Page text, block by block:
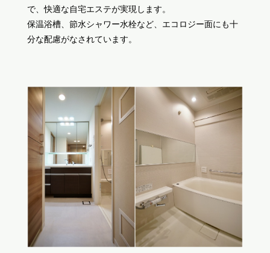
で、快適な自宅エステが実現します。
保温浴槽、節水シャワー水栓など、エコロジー面にも十
分な配慮がなされています。